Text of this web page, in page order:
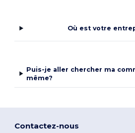
Où est votre
Puis-je aller chercher ma
même?
Contactez-nous